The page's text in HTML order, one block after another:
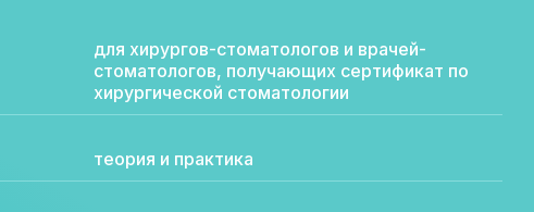
для хирургов-стоматологов и врачей-
стоматологов, получающих сертификат по
хирургической стоматологии
теория и практика